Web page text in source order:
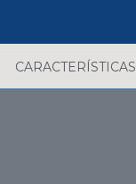
CARACTERÍSTICAS